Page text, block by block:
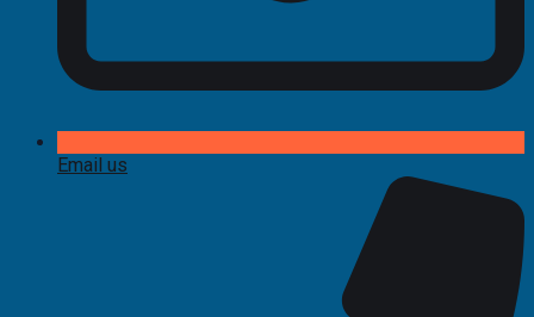
Email us